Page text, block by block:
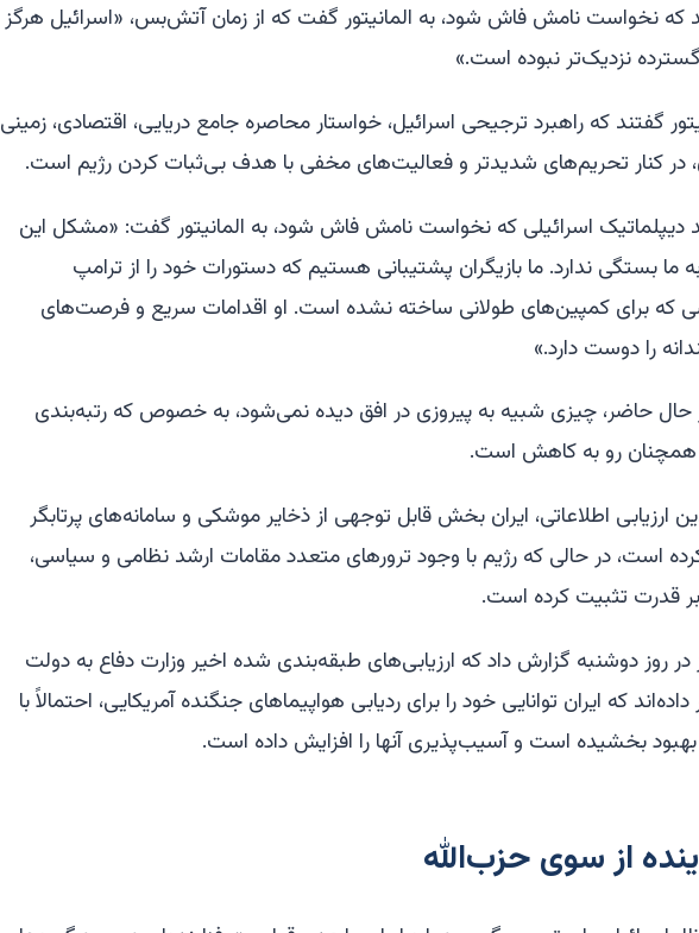
که نخواست نامش فاش شود، به المانیتور گفت که از زمان آتش‌بس، «اسرائیل هرگز
نزدیک‌تر نبوده است.»
گفتند که راهبرد ترجیحی اسرائیل، خواستار محاصره جامع دریایی، اقتصادی، زمینی
در کنار تحریم‌های شدیدتر و فعالیت‌های مخفی با هدف بی‌ثبات کردن رژیم است.
دیپلماتیک اسرائیلی که نخواست نامش فاش شود، به المانیتور گفت: «مشکل این
ما بستگی ندارد. ما بازیگران پشتیبانی هستیم که دستورات خود را از ترامپ
که برای کمپین‌های طولانی ساخته نشده است. او اقدامات سریع و فرصت‌های
را دوست دارد.»
حال حاضر، چیزی شبیه به پیروزی در افق دیده نمی‌شود، به خصوص که رتبه‌بندی
همچنان رو به کاهش است.
ارزیابی اطلاعاتی، ایران بخش قابل توجهی از ذخایر موشکی و سامانه‌های پرتابگر
است، در حالی که رژیم با وجود ترورهای متعدد مقامات ارشد نظامی و سیاسی،
قدرت تثبیت کرده است.
در روز دوشنبه گزارش داد که ارزیابی‌های طبقه‌بندی شده اخیر وزارت دفاع به دولت
که ایران توانایی خود را برای ردیابی هواپیماهای جنگنده آمریکایی، احتمالاً با
بخشیده است و آسیب‌پذیری آنها را افزایش داده است.
از سوی حزب‌الله